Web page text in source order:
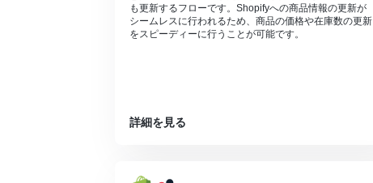
も更新するフローです。Shopifyへの商品情報の更新が
シームレスに行われるため、商品の価格や在庫数の更新
をスピーディーに行うことが可能です。
詳細を見る